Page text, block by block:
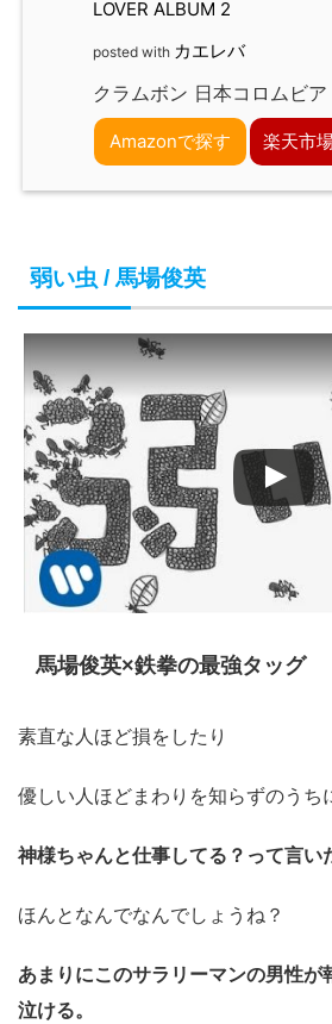
LOVER ALBUM 2
posted with カエレバ
クラムボン 日本コロムビ
Amazonで探す 楽天市
弱い虫 / 馬場俊英
馬場俊英×鉄拳の最強タッグ
素直な人ほど損をしたり
優しい人ほどまわりを知らずのうち
神様ちゃんと仕事してる？って言い
ほんとなんでなんでしょうね？
あまりにこのサラリーマンの男性が
泣ける。